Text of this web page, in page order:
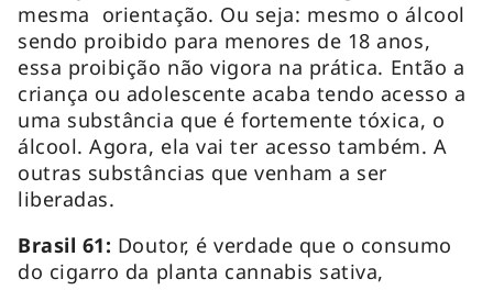
mesma orientação. Ou seja: mesmo o álcool
sendo proibido para menores de 18 anos,
essa proibição não vigora na prática. Então a
criança ou adolescente acaba tendo acesso a
uma substância que é fortemente tóxica, o
álcool. Agora, ela vai ter acesso também. A
outras substâncias que venham a ser
liberadas.
Brasil 61: Doutor, é verdade que o consumo
do cigarro da planta cannabis sativa,